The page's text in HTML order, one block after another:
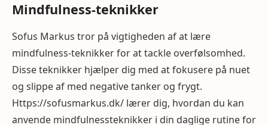
Mindfulness-teknikker
Sofus Markus tror på vigtigheden af at lære
mindfulness-teknikker for at tackle overfølsomhed.
Disse teknikker hjælper dig med at fokusere på nuet
og slippe af med negative tanker og frygt.
Https://sofusmarkus.dk/ lærer dig, hvordan du kan
anvende mindfulnessteknikker i din daglige rutine for